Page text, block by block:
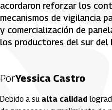
acordaron reforzar los
mecanismos de vigilancia
y comercialización de
los productores del sur del
PorYessica Castro
Debido a su alta calidad